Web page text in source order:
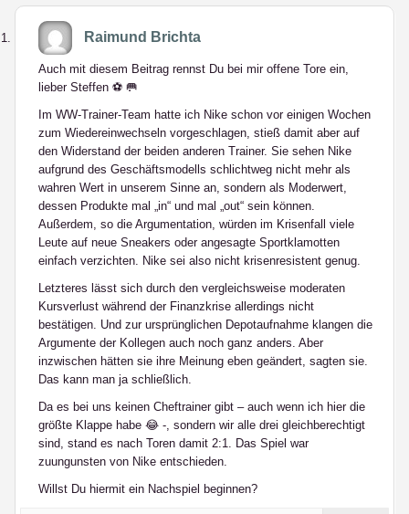
Raimund Brichta
Auch mit diesem Beitrag rennst Du bei mir offene Tore ein,
lieber Steffen ⚽️ 🥅
Im WW-Trainer-Team hatte ich Nike schon vor einigen Wochen
zum Wiedereinwechseln vorgeschlagen, stieß damit aber auf
den Widerstand der beiden anderen Trainer. Sie sehen Nike
aufgrund des Geschäftsmodells schlichtweg nicht mehr als
wahren Wert in unserem Sinne an, sondern als Moderwert,
dessen Produkte mal „in“ und mal „out“ sein können.
Außerdem, so die Argumentation, würden im Krisenfall viele
Leute auf neue Sneakers oder angesagte Sportklamotten
einfach verzichten. Nike sei also nicht krisenresistent genug.
Letzteres lässt sich durch den vergleichsweise moderaten
Kursverlust während der Finanzkrise allerdings nicht
bestätigen. Und zur ursprünglichen Depotaufnahme klangen die
Argumente der Kollegen auch noch ganz anders. Aber
inzwischen hätten sie ihre Meinung eben geändert, sagten sie.
Das kann man ja schließlich.
Da es bei uns keinen Cheftrainer gibt – auch wenn ich hier die
größte Klappe habe 😂 -, sondern wir alle drei gleichberechtigt
sind, stand es nach Toren damit 2:1. Das Spiel war
zuungunsten von Nike entschieden.
Willst Du hiermit ein Nachspiel beginnen?